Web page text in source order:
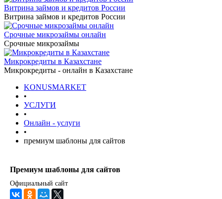
Витрина займов и кредитов России
Витрина займов и кредитов России
Срочные микрозаймы онлайн
Срочные микрозаймы
Микрокредиты в Казахстане
Микрокредиты - онлайн в Казахстане
KONUSMARKET
•
УСЛУГИ
•
Онлайн - услуги
•
премиум шаблоны для сайтов
Премиум шаблоны для сайтов
Официальный сайт